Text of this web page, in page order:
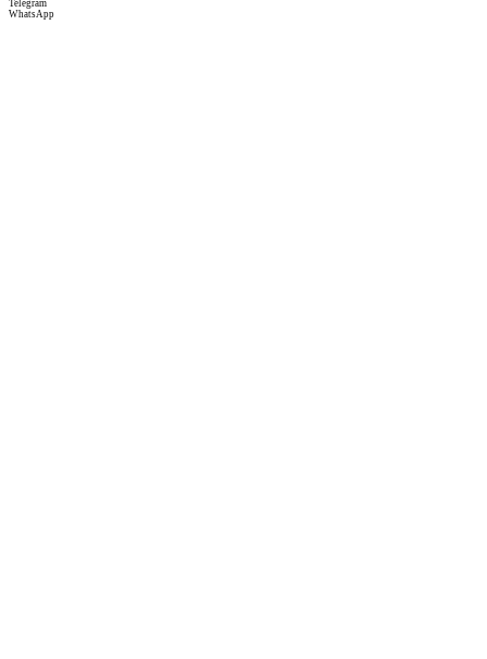
Telegram
WhatsApp